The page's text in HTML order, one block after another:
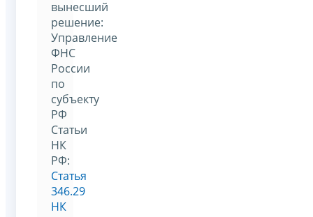
вынесший
решение:
Управление
ФНС
России
по
субъекту
РФ
Статьи
НК
РФ:
Статья
346.29
НК